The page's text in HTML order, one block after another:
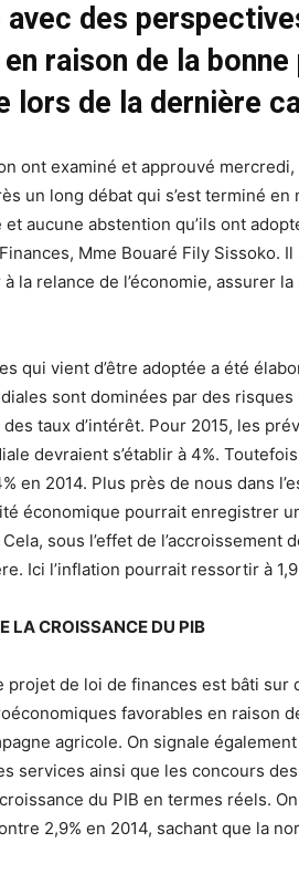
des
raison de la
lors de la dernière
ont examiné et approuvé
un long débat qui s’est terminé
aucune abstention qu’ils ont
Mme Bouaré Fily Sissoko.
la relance de l’économie, assurer
qui vient d’être adoptée a été
sont dominées par des
taux d’intérêt. Pour 2015, les
devraient s’établir à 4%.
en 2014. Plus près de nous dans
économique pourrait enregistrer
Cela, sous l’effet de
Ici l’inflation pourrait ressortir à
LA CROISSANCE DU PIB
projet de loi de finances est bâti
favorables en raison
agricole. On signale
services ainsi que les concours
du PIB en termes réels.
2,9% en 2014, sachant que la